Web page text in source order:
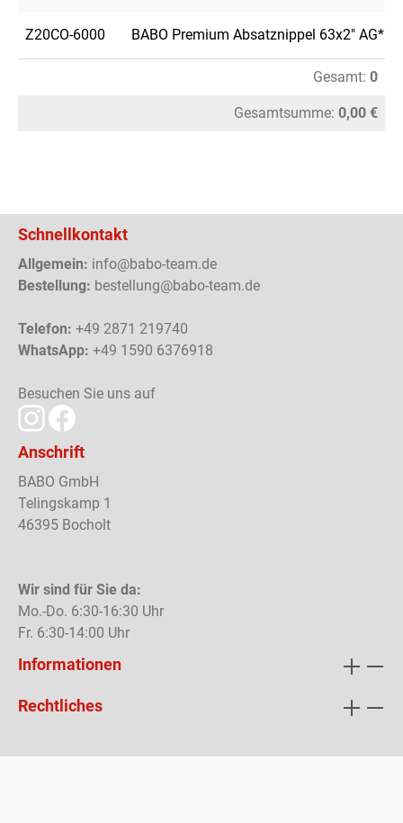
Z20CO-6000 BABO Premium Absatznippel 63x2" AG*
Gesamt: 0
Gesamtsumme: 0,00 €
Schnellkontakt
Allgemein: info@babo-team.de
Bestellung: bestellung@babo-team.de
Telefon: +49 2871 219740
WhatsApp: +49 1590 6376918
Besuchen Sie uns auf
Anschrift
BABO GmbH
Telingskamp 1
46395 Bocholt
Wir sind für Sie da:
Mo.-Do. 6:30-16:30 Uhr
Fr. 6:30-14:00 Uhr
Informationen
Rechtliches